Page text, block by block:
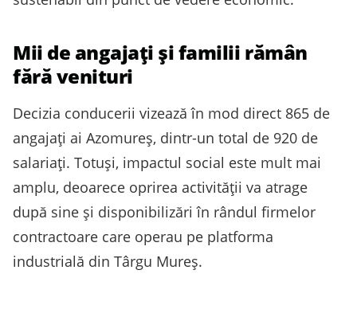
Mii de angajați și familii rămân
fără venituri
Decizia conducerii vizează în mod direct 865 de
angajați ai Azomureș, dintr-un total de 920 de
salariați. Totuși, impactul social este mult mai
amplu, deoarece oprirea activității va atrage
după sine și disponibilizări în rândul firmelor
contractoare care operau pe platforma
industrială din Târgu Mureș.